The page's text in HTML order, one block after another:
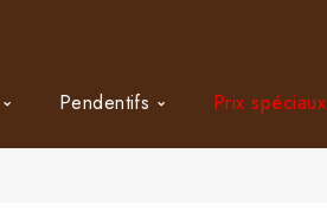
Pendentifs Prix spéciaux